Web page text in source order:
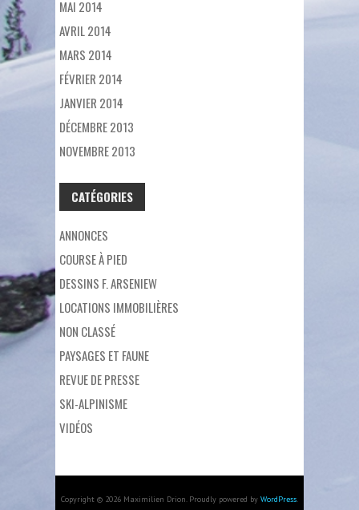
MAI 2014
AVRIL 2014
MARS 2014
FÉVRIER 2014
JANVIER 2014
DÉCEMBRE 2013
NOVEMBRE 2013
CATÉGORIES
ANNONCES
COURSE À PIED
DESSINS F. ARSENIEW
LOCATIONS IMMOBILIÈRES
NON CLASSÉ
PAYSAGES ET FAUNE
REVUE DE PRESSE
SKI-ALPINISME
VIDÉOS
Copyright © 2026 Maximilien Drion. Proudly powered by WordPress